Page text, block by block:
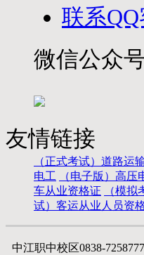
联系
微信公众号
友情链接
（正式考试）道路运
电工
（电子版）高压
车从业资格证
（模
试）客运从业人员资
中江职中校区0838-